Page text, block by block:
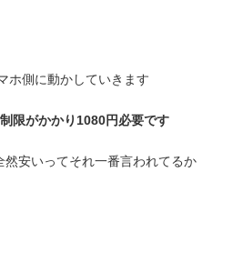
ホ側に動かしていきます
限がかかり1080円必要です
然安いってそれ一番言われてるか